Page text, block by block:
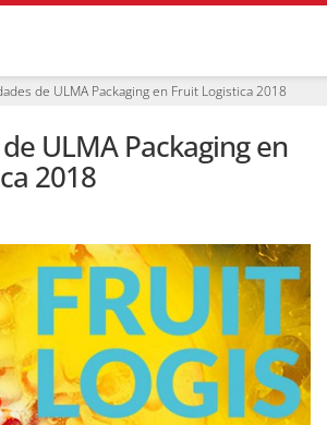
de ULMA Packaging en Fruit Logistica 2018
ULMA Packaging en
2018